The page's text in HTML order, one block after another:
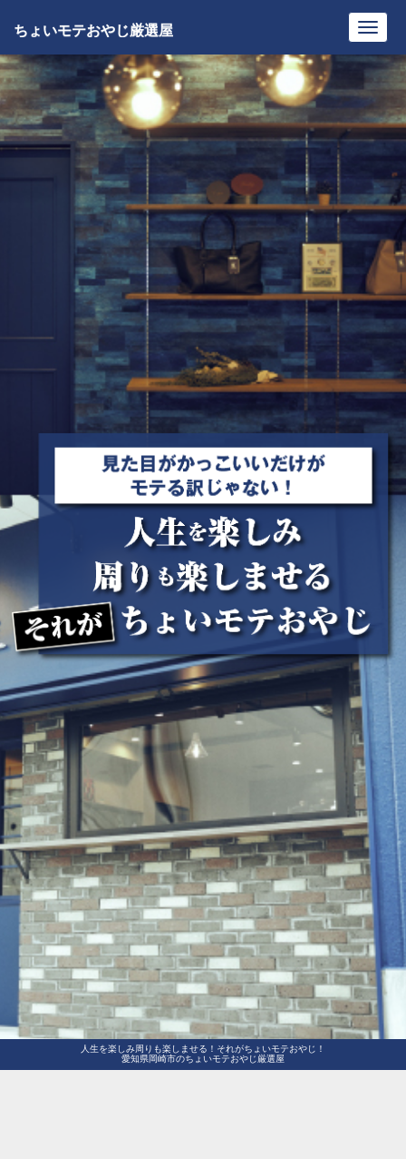
人生を楽しみ周りも楽しませる！それがちょいモテおやじ！
愛知県岡崎市のちょいモテおやじ厳選屋
ちょいモテおやじ厳選屋